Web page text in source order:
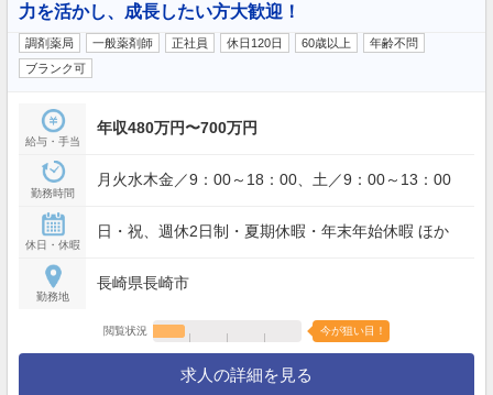
力を活かし、成長したい方大歓迎！
調剤薬局 一般薬剤師 正社員 休日120日 60歳以上
年齢不問
ブランク可
給与・手当
年収480万円〜700万円
勤務時間
月火水木金／9：00～18：00、土／9：00～13：00
休日・休暇
日・祝、週休2日制・夏期休暇・年末年始休暇 ほか
勤務地
長崎県長崎市
閲覧状況 今が狙い目！
求人の詳細を見る